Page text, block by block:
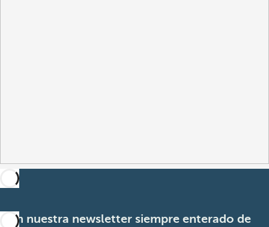
Con nuestra newsletter siempre enterado de